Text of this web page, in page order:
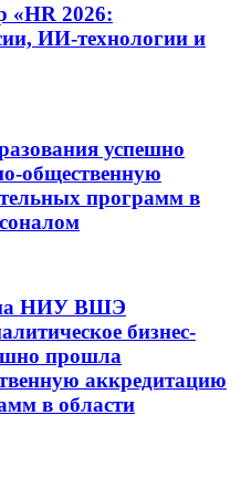
«HR 2026:
ИИ-технологии и
успешно
общественную
программ в
НИУ ВШЭ
бизнес-
прошла
аккредитацию
в области